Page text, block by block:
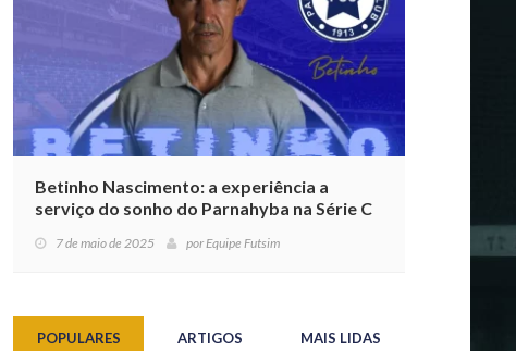
Betinho Nascimento: a experiência a
serviço do sonho do Parnahyba na Série C
7 de maio de 2025 porEquipe Futsim
POPULARES ARTIGOS MAIS LIDAS